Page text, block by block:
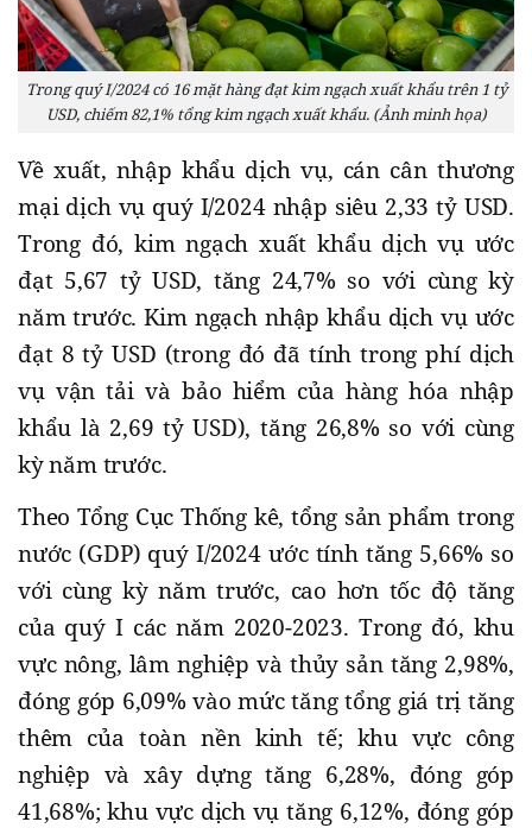
Trong quý I/2024 có 16 mặt hàng đạt kim ngạch xuất khẩu trên 1 tỷ
USD, chiếm 82,1% tổng kim ngạch xuất khẩu. (Ảnh minh họa)
Về xuất, nhập khẩu dịch vụ, cán cân thương
mại dịch vụ quý I/2024 nhập siêu 2,33 tỷ USD.
Trong đó, kim ngạch xuất khẩu dịch vụ ước
đạt 5,67 tỷ USD, tăng 24,7% so với cùng kỳ
năm trước. Kim ngạch nhập khẩu dịch vụ ước
đạt 8 tỷ USD (trong đó đã tính trong phí dịch
vụ vận tải và bảo hiểm của hàng hóa nhập
khẩu là 2,69 tỷ USD), tăng 26,8% so với cùng
kỳ năm trước.
Theo Tổng Cục Thống kê, tổng sản phẩm trong
nước (GDP) quý I/2024 ước tính tăng 5,66% so
với cùng kỳ năm trước, cao hơn tốc độ tăng
của quý I các năm 2020-2023. Trong đó, khu
vực nông, lâm nghiệp và thủy sản tăng 2,98%,
đóng góp 6,09% vào mức tăng tổng giá trị tăng
thêm của toàn nền kinh tế; khu vực công
nghiệp và xây dựng tăng 6,28%, đóng góp
41,68%; khu vực dịch vụ tăng 6,12%, đóng góp